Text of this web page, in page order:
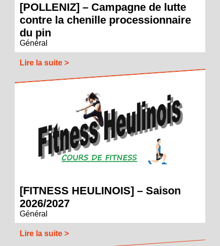
[POLLENIZ] – Campagne de lutte
contre la chenille processionnaire
du pin
Général
Lire la suite >
[FITNESS HEULINOIS] – Saison
2026/2027
Général
Lire la suite >